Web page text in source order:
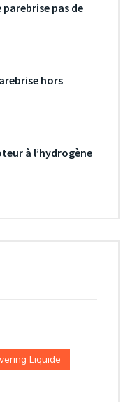
pas de
hors
à l’hydrogène
Liquide